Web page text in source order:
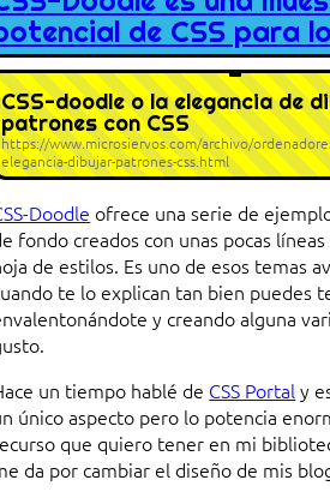
de CSS para
CSS-doodle o la elegancia de
patrones con CSS
https://www.microsiervos.com/archivo/
elegancia-dibujar-patrones-css.html
Doodle ofrece una serie de
fondo creados con unas pocas
de estilos. Es uno de esos temas
te lo explican tan bien puedes
y creando alguna
un tiempo hablé de CSS Portal y
único aspecto pero lo potencia
que quiero tener en mi
da por cambiar el diseño de mis